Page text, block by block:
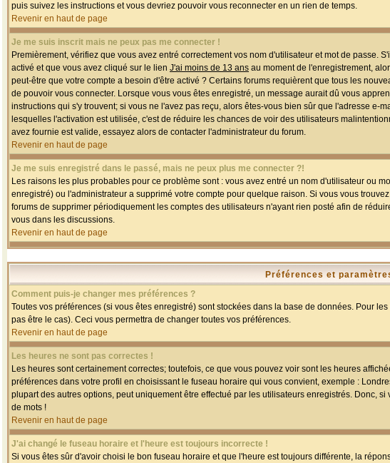
puis suivez les instructions et vous devriez pouvoir vous reconnecter en un rien de temps.
Revenir en haut de page
Je me suis inscrit mais ne peux pas me connecter !
Premièrement, vérifiez que vous avez entré correctement vos nom d'utilisateur et mot de passe.
activé et que vous avez cliqué sur le lien J'ai moins de 13 ans au moment de l'enregistrement,
peut-être que votre compte a besoin d'être activé ? Certains forums requièrent que tous les
de pouvoir vous connecter. Lorsque vous vous êtes enregistré, un message aurait dû vous
instructions qui s'y trouvent; si vous ne l'avez pas reçu, alors êtes-vous bien sûr que l'adresse
lesquelles l'activation est utilisée, c'est de réduire les chances de voir des utilisateurs
avez fournie est valide, essayez alors de contacter l'administrateur du forum.
Revenir en haut de page
Je me suis enregistré dans le passé, mais ne peux plus me connecter ?!
Les raisons les plus probables pour ce problème sont : vous avez entré un nom d'utilisateur ou
enregistré) ou l'administrateur a supprimé votre compte pour quelque raison. Si vous vous
forums de supprimer périodiquement les comptes des utilisateurs n'ayant rien posté afin de
vous dans les discussions.
Revenir en haut de page
Préférences et
Comment puis-je changer mes préférences ?
Toutes vos préférences (si vous êtes enregistré) sont stockées dans la base de données. Pour
pas être le cas). Ceci vous permettra de changer toutes vos préférences.
Revenir en haut de page
Les heures ne sont pas correctes !
Les heures sont certainement correctes; toutefois, ce que vous pouvez voir sont les heures
préférences dans votre profil en choisissant le fuseau horaire qui vous convient, exemple :
plupart des autres options, peut uniquement être effectué par les utilisateurs enregistrés. Donc,
de mots !
Revenir en haut de page
J'ai changé le fuseau horaire et l'heure est toujours incorrecte !
Si vous êtes sûr d'avoir choisi le bon fuseau horaire et que l'heure est toujours différente, la